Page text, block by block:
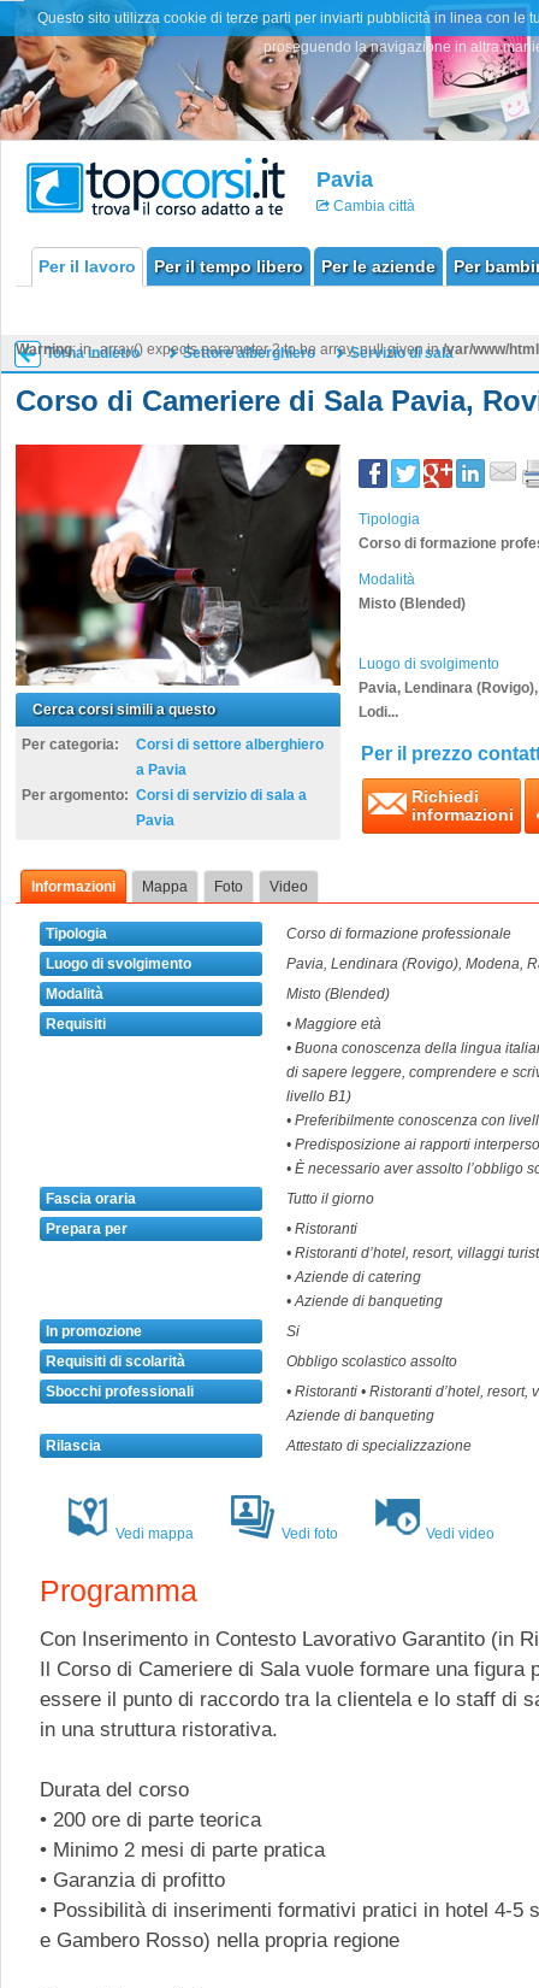
Questo sito utilizza cookie di terze parti per inviarti pubblicità in linea con
proseguendo la navigazione in altra
Pavia
Cambia città
Per il lavoro Per il tempo libero Per le aziende Per
Warning: in_array() expects parameter 2 to be array, null given in/var/www/
Torna indietro Settore alberghiero Servizio di sala
Corso di Cameriere di Sala Pavia,
Cerca corsi simili a questo
Per categoria:
Corsi di settore alberghiero
a Pavia
Per argomento: Corsi di servizio di sala a
Pavia
Tipologia
Corso di formazione
Modalità
Misto (Blended)
Luogo di svolgimento
Pavia, Lendinara
Lodi...
Per il prezzo
Richiedi
informazioni
Informazioni Mappa Foto Video
Tipologia
Corso di formazione professionale
Luogo di svolgimento
Pavia, Lendinara (Rovigo), Modena,
Modalità
Misto (Blended)
Requisiti
• Maggiore età
• Buona conoscenza della lingua
di sapere leggere, comprendere e
livello B1)
• Preferibilmente conoscenza con
• Predisposizione ai rapporti
• È necessario aver assolto l’obbligo
Fascia oraria
Tutto il giorno
Prepara per
• Ristoranti
• Ristoranti d’hotel, resort, villaggi
• Aziende di catering
• Aziende di banqueting
In promozione
Si
Requisiti di scolarità
Obbligo scolastico assolto
Sbocchi professionali
• Ristoranti • Ristoranti d’hotel,
Aziende di banqueting
Rilascia
Attestato di specializzazione
Vedi mappa Vedi foto Vedi video
Programma
Con Inserimento in Contesto Lavorativo Garantito (in
Il Corso di Cameriere di Sala vuole formare una figura
essere il punto di raccordo tra la clientela e lo staff di
in una struttura ristorativa.
Durata del corso
• 200 ore di parte teorica
• Minimo 2 mesi di parte pratica
• Garanzia di profitto
• Possibilità di inserimenti formativi pratici in hotel 4-5
e Gambero Rosso) nella propria regione